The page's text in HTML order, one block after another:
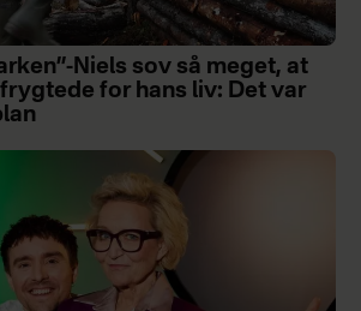
Niels sov så meget, at
for hans liv: Det var